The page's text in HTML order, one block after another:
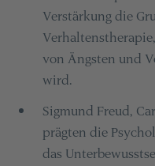
Verstärkung die
von Ängsten und
wird.
Sigmund Freud,
prägten die
das